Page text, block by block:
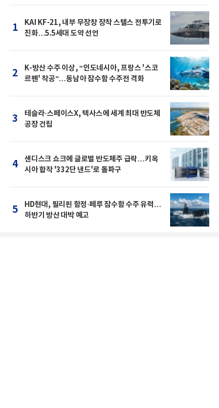
1
KAI KF-21, 내부 무장창 장착 스텔스 전투기로
진화…5.5세대 도약 선언
2
K-방산 수주 이상, “인도네시아, 프랑스 '스코
르펜' 착공”…동남아 잠수함 수주전 격화
3
테슬라·스페이스X, 텍사스에 세계 최대 반도체
공장 건립
4
샌디스크 쇼크에 글로벌 반도체주 급락…키옥
시아 합작 '332단 낸드'로 돌파구
5
HD현대, 필리핀 함정·페루 잠수함 수주 유력…
하반기 방산 대박 예고